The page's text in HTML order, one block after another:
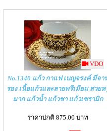
VDO
No.1340 แก้ว กาแฟ เบญจรงค์ มีจา
รอง เนื้อแก้วและลายพรีเมียม สวยห
มาก แก้วน้ำ แก้วชา แก้วเซรามิก
ราคาปกติ 875.00 บาท